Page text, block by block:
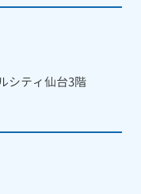
シティ仙台3階